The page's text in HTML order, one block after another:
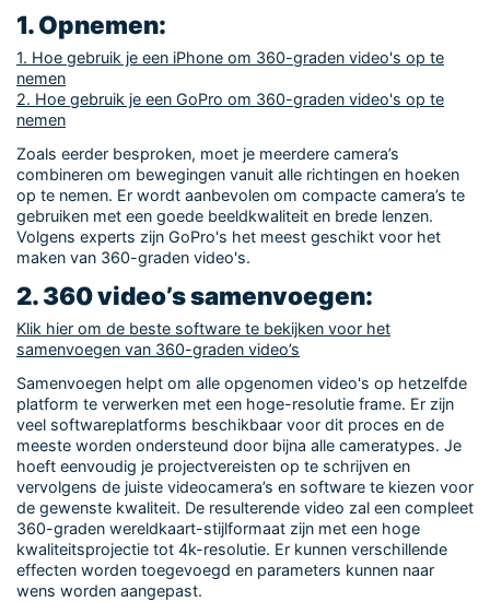
1. Opnemen:
1. Hoe gebruik je een iPhone om 360-graden video's op te
nemen
2. Hoe gebruik je een GoPro om 360-graden video's op te
nemen
Zoals eerder besproken, moet je meerdere camera’s
combineren om bewegingen vanuit alle richtingen en hoeken
op te nemen. Er wordt aanbevolen om compacte camera’s te
gebruiken met een goede beeldkwaliteit en brede lenzen.
Volgens experts zijn GoPro's het meest geschikt voor het
maken van 360-graden video's.
2. 360 video’s samenvoegen:
Klik hier om de beste software te bekijken voor het
samenvoegen van 360-graden video’s
Samenvoegen helpt om alle opgenomen video's op hetzelfde
platform te verwerken met een hoge-resolutie frame. Er zijn
veel softwareplatforms beschikbaar voor dit proces en de
meeste worden ondersteund door bijna alle cameratypes. Je
hoeft eenvoudig je projectvereisten op te schrijven en
vervolgens de juiste videocamera’s en software te kiezen voor
de gewenste kwaliteit. De resulterende video zal een compleet
360-graden wereldkaart-stijlformaat zijn met een hoge
kwaliteitsprojectie tot 4k-resolutie. Er kunnen verschillende
effecten worden toegevoegd en parameters kunnen naar
wens worden aangepast.